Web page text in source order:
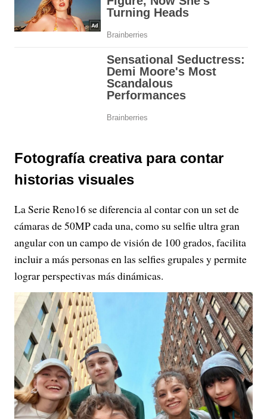
Fotografía creativa para contar
historias visuales
La Serie Reno16 se diferencia al contar con un set de
cámaras de 50MP cada una, como su selfie ultra gran
angular con un campo de visión de 100 grados, facilita
incluir a más personas en las selfies grupales y permite
lograr perspectivas más dinámicas.